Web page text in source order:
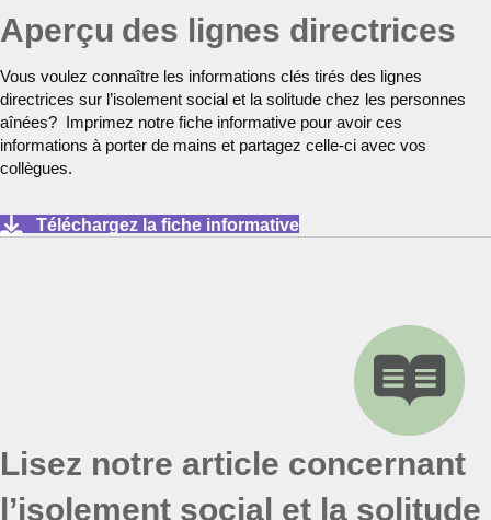
Aperçu des lignes directrices
Vous voulez connaître les informations clés tirés des lignes
directrices sur l’isolement social et la solitude chez les personnes
aînées? Imprimez notre fiche informative pour avoir ces
informations à porter de mains et partagez celle-ci avec vos
collègues.
Téléchargez la fiche informative
Lisez notre article concernant
l’isolement social et la solitude